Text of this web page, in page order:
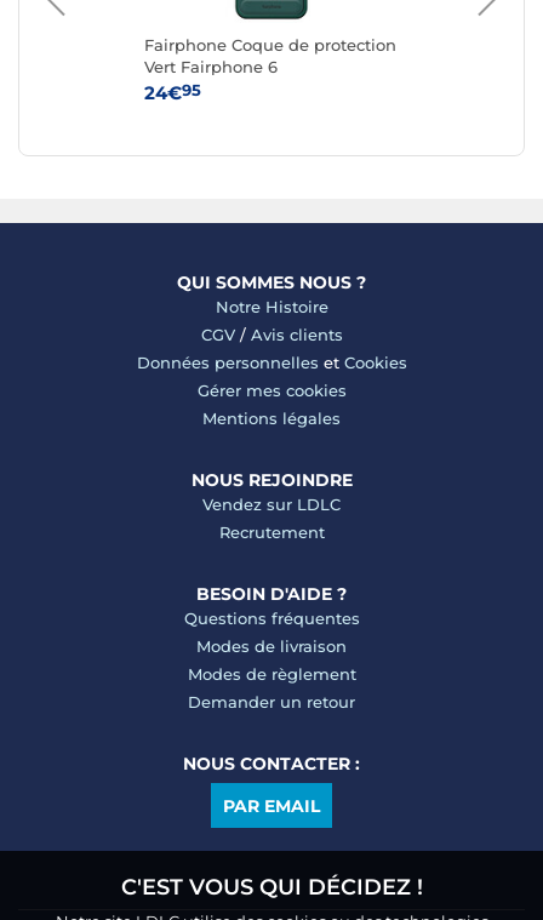
Fairphone Coque de protection
Vert Fairphone 6
24€95
QUI SOMMES NOUS ?
Notre Histoire
CGV/ Avis clients
Données personnelles et Cookies
Gérer mes cookies
Mentions légales
NOUS REJOINDRE
Vendez sur LDLC
Recrutement
BESOIN D'AIDE ?
Questions fréquentes
Modes de livraison
Modes de règlement
Demander un retour
NOUS CONTACTER :
PAR EMAIL
C'EST VOUS QUI DÉCIDEZ !